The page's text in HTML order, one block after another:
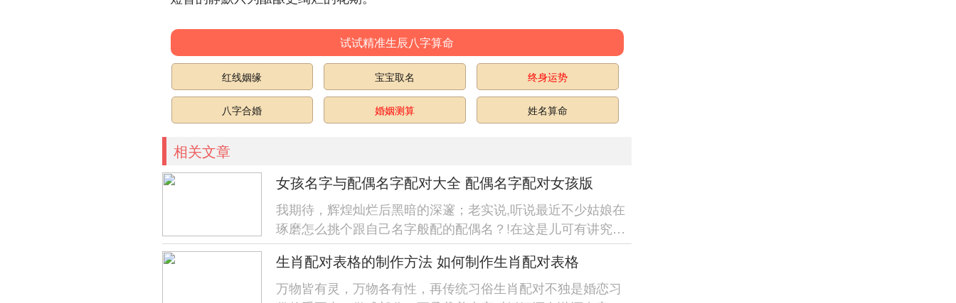
试试精准生辰八字算命
红线姻缘 宝宝取名 终身运势
八字合婚 婚姻测算 姓名算命
相关文章
女孩名字与配偶名字配对大全 配偶名字配对女孩版
我期待，辉煌灿烂后黑暗的深邃；老实说,听说最近不少姑娘在
琢磨怎么挑个跟自己名字般配的配偶名？!在这是儿可有讲究
了！就像咱们穿衣服讲究搭配，名字...
生肖配对表格的制作方法 如何制作生肖配对表格
万物皆有灵，万物各有性，再传统习俗生肖配对不独是婚恋习